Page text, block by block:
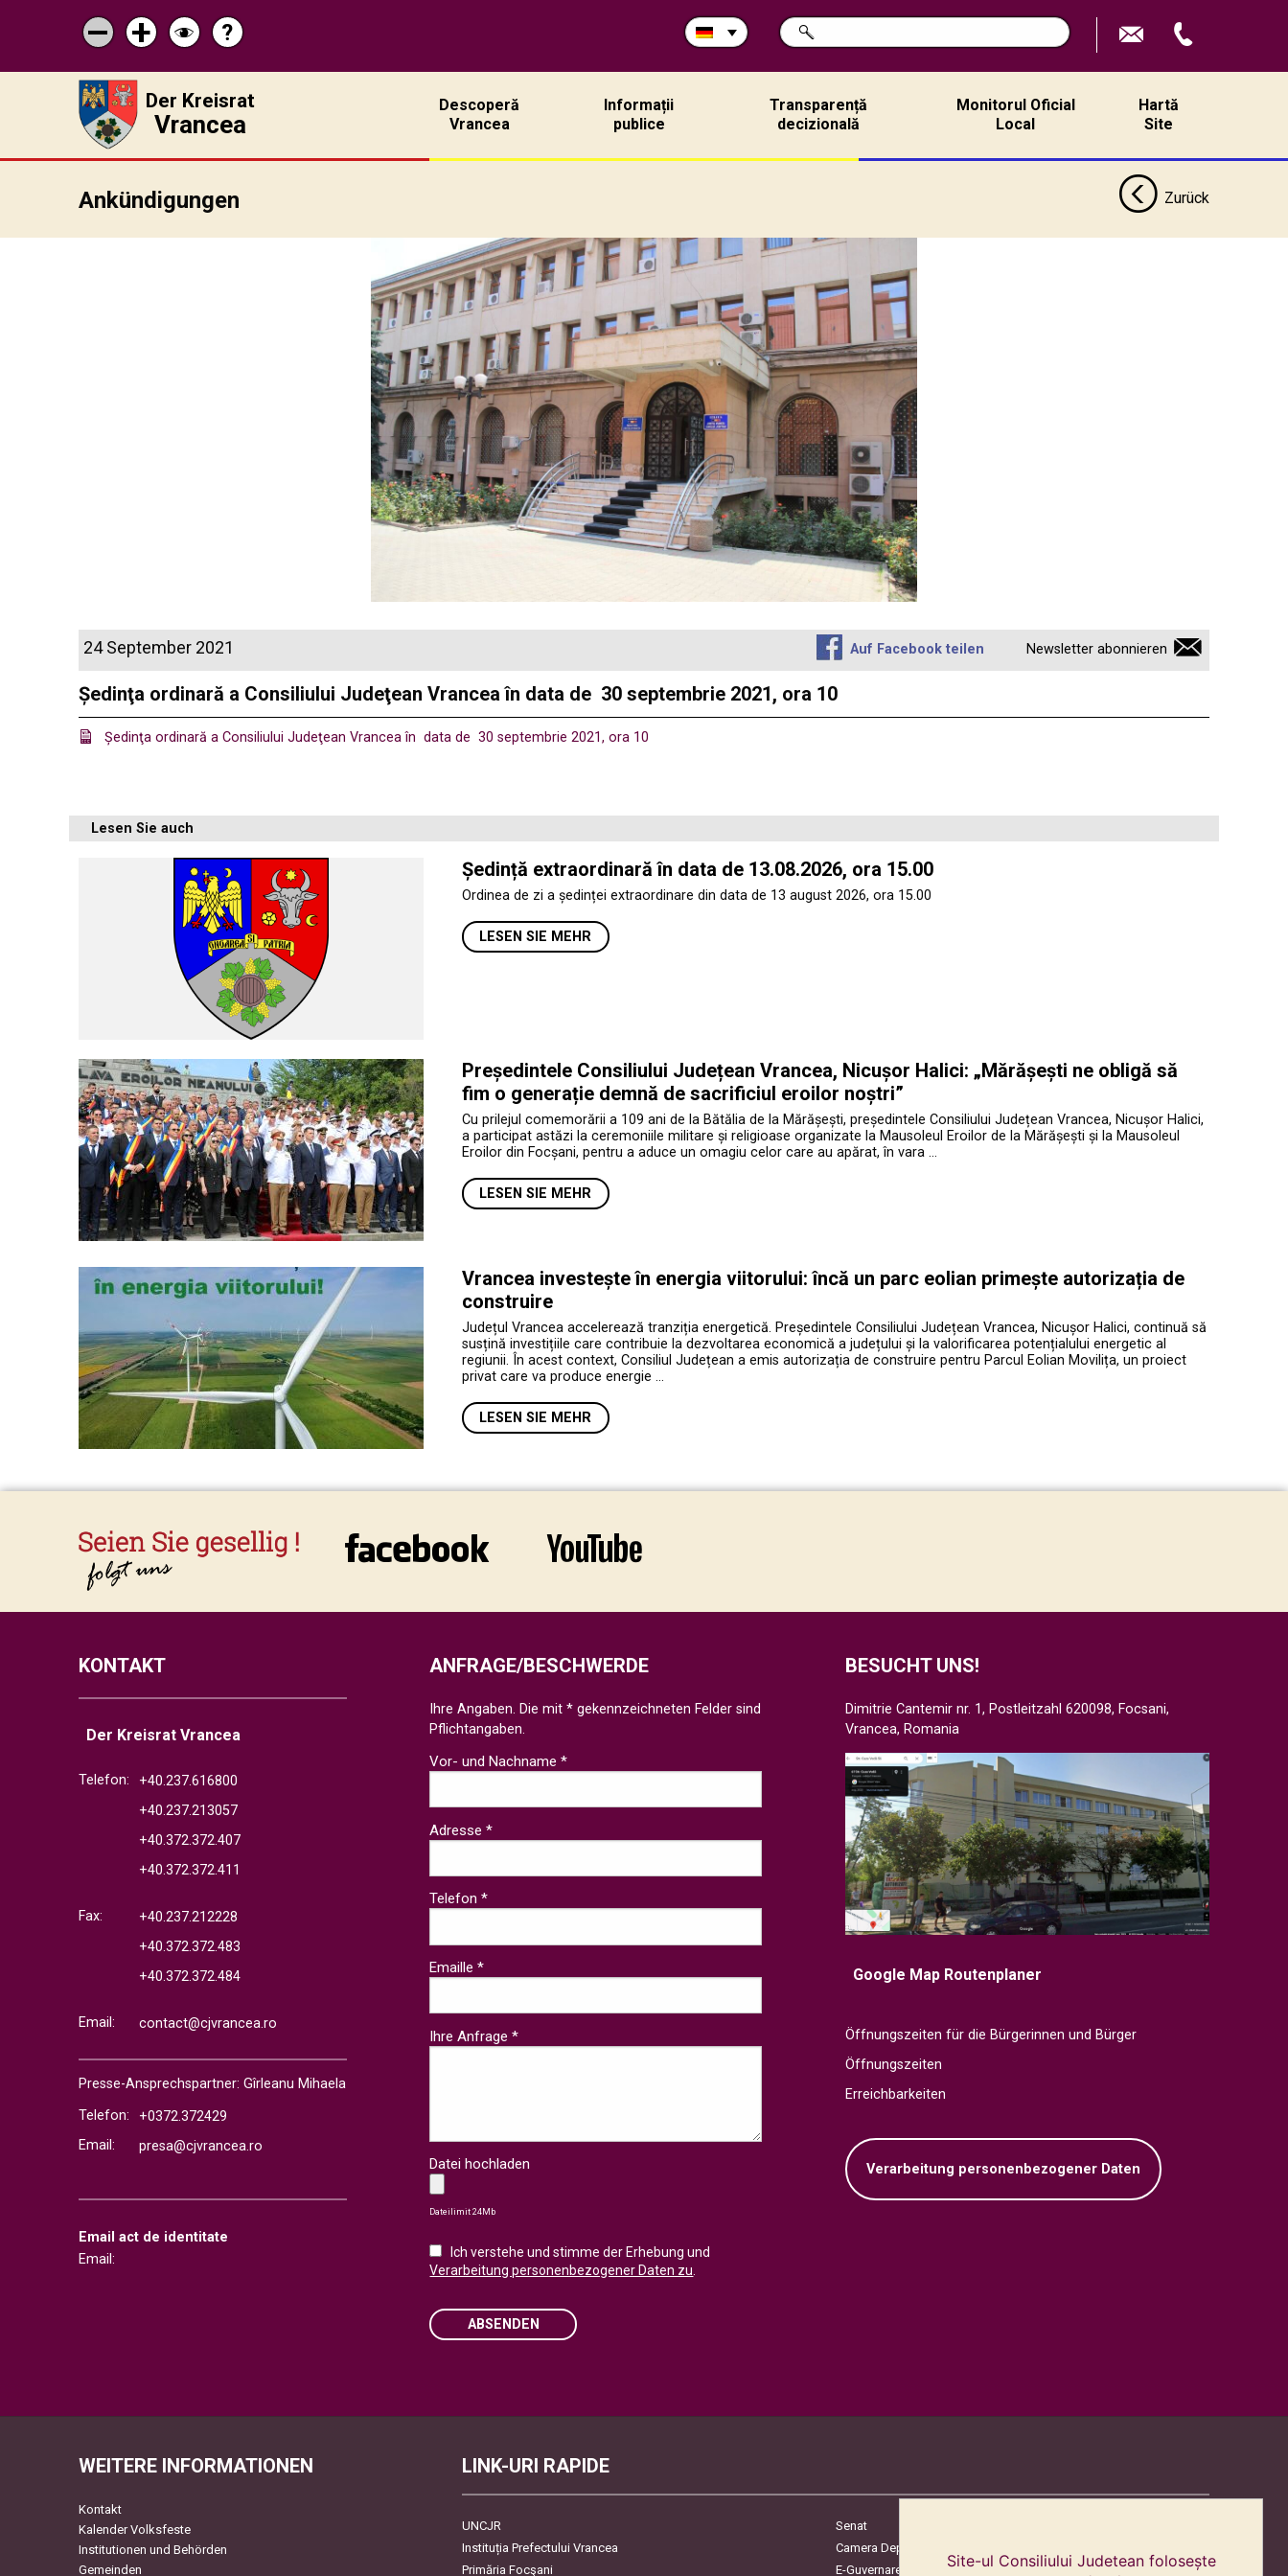
Micșorează
scrisul
Mărește
scrisul
Schimbă
contrastul
Pagina
de
ajutor
?
Durchsuchen
Sie
SUCHE
Der Kreisrat
Vrancea
Descoperă
Vrancea
Informații
publice
Transparență
decizională
Monitorul Oficial
Local
Hartă
Site
Ankündigungen Zurück
24 September 2021 Auf Facebook teilen Newsletter abonnieren
Ședinţa ordinară a Consiliului Judeţean Vrancea în data de 30 septembrie 2021, ora 10
Ședinţa ordinară a Consiliului Judeţean Vrancea în data de 30 septembrie 2021, ora 10
Lesen Sie auch
Ședință extraordinară în data de 13.08.2026, ora 15.00
Ordinea de zi a ședinței extraordinare din data de 13 august 2026, ora 15.00
LESEN SIE MEHR
Președintele Consiliului Județean Vrancea, Nicușor Halici: „Mărășești ne obligă să
fim o generație demnă de sacrificiul eroilor noștri”
Cu prilejul comemorării a 109 ani de la Bătălia de la Mărășești, președintele Consiliului Județean Vrancea, Nicușor Halici,
a participat astăzi la ceremoniile militare și religioase organizate la Mausoleul Eroilor de la Mărășești și la Mausoleul
Eroilor din Focșani, pentru a aduce un omagiu celor care au apărat, în vara …
LESEN SIE MEHR
Vrancea investește în energia viitorului: încă un parc eolian primește autorizația de
construire
Județul Vrancea accelerează tranziția energetică. Președintele Consiliului Județean Vrancea, Nicușor Halici, continuă să
susțină investițiile care contribuie la dezvoltarea economică a județului și la valorificarea potențialului energetic al
regiunii. În acest context, Consiliul Județean a emis autorizația de construire pentru Parcul Eolian Movilița, un proiect
privat care va produce energie …
LESEN SIE MEHR
KONTAKT
Der Kreisrat Vrancea
Telefon:
+40.237.616800
+40.237.213057
+40.372.372.407
+40.372.372.411
Fax:
+40.237.212228
+40.372.372.483
+40.372.372.484
Email: contact@cjvrancea.ro
Presse-Ansprechspartner: Gîrleanu Mihaela
Telefon:
+0372.372429
Email:
presa@cjvrancea.ro
Email act de identitate
Email:
BESUCHT UNS!
Dimitrie Cantemir nr. 1, Postleitzahl 620098, Focsani,
Vrancea, Romania
Google Map Routenplaner
Öffnungszeiten für die Bürgerinnen und Bürger
Öffnungszeiten
Erreichbarkeiten
Verarbeitung personenbezogener Daten
ANFRAGE/BESCHWERDE
Ihre Angaben. Die mit * gekennzeichneten Felder sind
Pflichtangaben.
Vor- und Nachname *
Adresse *
Telefon *
Emaille *
Ihre Anfrage *
Datei hochladen
Dateilimit 24Mb
Ich verstehe und stimme der Erhebung und
Verarbeitung personenbezogener Daten zu.
ABSENDEN
WEITERE INFORMATIONEN
Kontakt
Kalender Volksfeste
Institutionen und Behörden
Gemeinden
LINK-URI RAPIDE
UNCJR
Senat
Instituția Prefectului Vrancea
Camera Deputaților
Primăria Focşani
E-Guvernare
Site-ul Consiliului Judetean folosește